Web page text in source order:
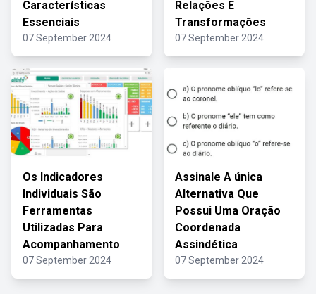
Características
Essenciais
07 September 2024
Relações E
Transformações
07 September 2024
Os Indicadores
Individuais São
Ferramentas
Utilizadas Para
Acompanhamento
07 September 2024
Assinale A única
Alternativa Que
Possui Uma Oração
Coordenada
Assindética
07 September 2024